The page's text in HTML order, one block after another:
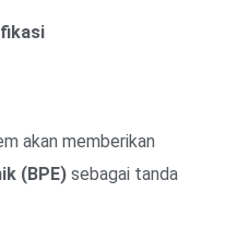
akan memberikan
(BPE) sebagai tanda